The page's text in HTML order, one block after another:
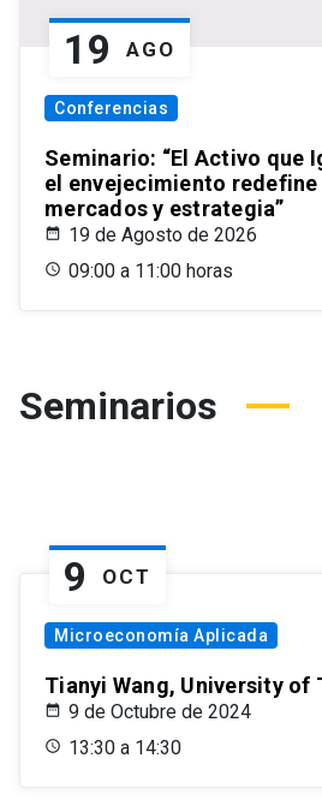
19 AGO
Conferencias
Seminario: “El Activo que
el envejecimiento
mercados y estrategia”
19 de Agosto de 2026
09:00 a 11:00 horas
Seminarios
9 OCT
Microeconomía Aplicada
Tianyi Wang, University of
9 de Octubre de 2024
13:30 a 14:30